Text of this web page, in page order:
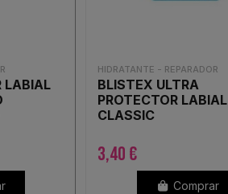
LABIAL
HIDRATANTE - REPARADOR
BLISTEX ULTRA
PROTECTOR LABIAL
CLASSIC
3,40 €
Comprar